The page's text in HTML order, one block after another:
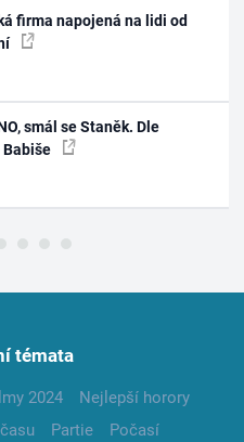
firma napojená na lidi od
smál se Staněk. Dle
Babiše
témata
2024
Nejlepší horory
Partie
Počasí